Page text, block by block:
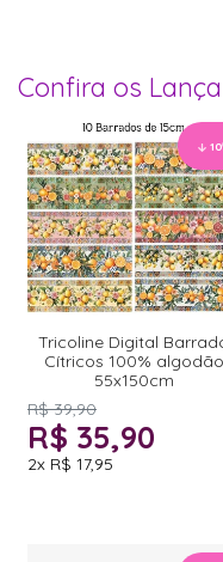
Confira os
10
Tricoline Digital
Cítricos 100% algodão
55x150cm
R$ 39,90
R$ 35,90
2x R$ 17,95